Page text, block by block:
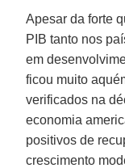
Apesar da forte
PIB tanto nos
em
ficou muito
verificados na
economia
positivos de
crescimento